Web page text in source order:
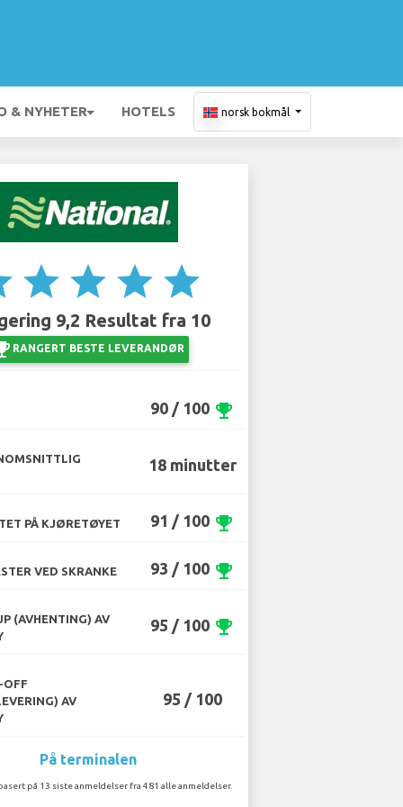
& NYHETER HOTELS norsk bokmål
star star star star
9,2 Resultat fra 10
RANGERT BESTE LEVERANDØR
90 / 100 emoji_events
18 minutter
PÅ KJØRETØYET 91 / 100 emoji_events
VED SKRANKE 93 / 100 emoji_events
(AVHENTING) AV
95 / 100 emoji_events
OFF
AV
95 / 100
På terminalen
på 13 siste anmeldelser fra 481 alle anmeldelser.